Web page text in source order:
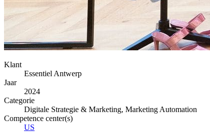
Klant
Essentiel Antwerp
Jaar
2024
Categorie
Digitale Strategie & Marketing, Marketing Automation
Competence center(s)
US